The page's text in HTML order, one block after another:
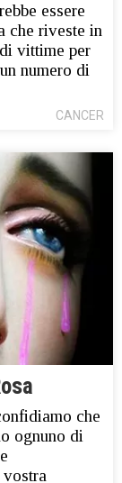
essere
che riveste in
vittime per
numero di
CANCER
che
ognuno di